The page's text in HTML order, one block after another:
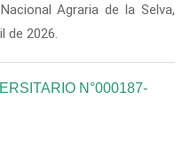
Agraria de la Selva,
de 2026.
N°000187-